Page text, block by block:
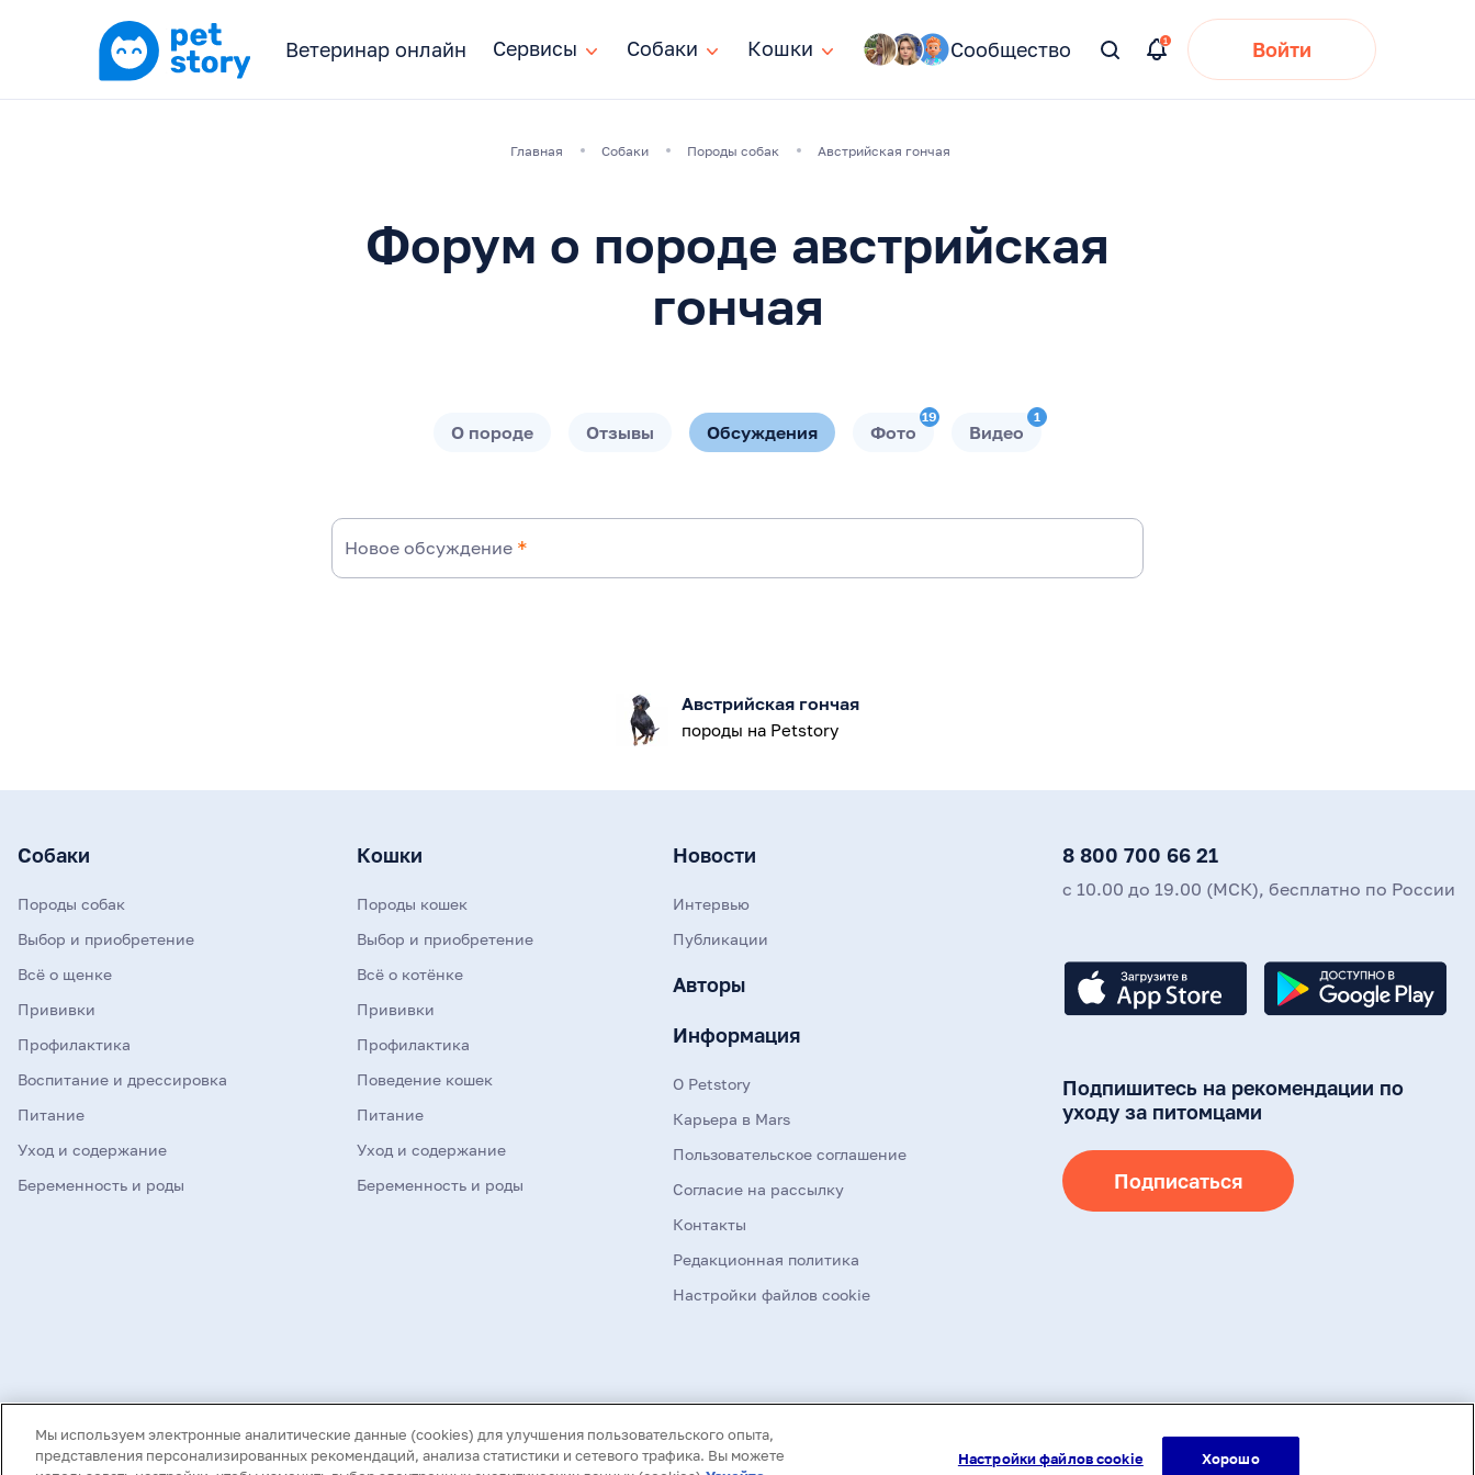
Ветеринар онлайн Сервисы
Сервисы Собаки
Собаки Кошки
Кошки Сообщество Войти
Главная Собаки Породы собак Австрийская гончая
Форум о породе австрийская
гончая
О породе Отзывы Обсуждения Фото
19
Видео
1
Новое обсуждение *
Австрийская гончая
породы на Petstory
Собаки
Породы собак
Выбор и приобретение
Всё о щенке
Прививки
Профилактика
Воспитание и дрессировка
Питание
Уход и содержание
Беременность и роды
Кошки
Породы кошек
Выбор и приобретение
Всё о котёнке
Прививки
Профилактика
Поведение кошек
Питание
Уход и содержание
Беременность и роды
Новости
Интервью
Публикации
Авторы
Информация
О Petstory
Карьера в Mars
Пользовательское соглашение
Согласие на рассылку
Контакты
Редакционная политика
Настройки файлов cookie
8 800 700 66 21
с 10.00 до 19.00 (МСК), бесплатно по России
Подпишитесь на рекомендации по
уходу за питомцами
Подписаться
Нашли опечатку в тексте? Выделите ее и нажмите Ctrl+Enter
распространение (в том числе путем копирования на другие сайты и ресурсы в Интернете) или любое иное
использование информации и объектов без предварительного согласия правообладателя или ссылки на адрес
первоисточника.
Мы используем электронные аналитические данные (cookies) для улучшения пользовательского опыта,
представления персонализированных рекомендаций, анализа статистики и сетевого трафика. Вы можете
Настройки файлов cookie Хорошо